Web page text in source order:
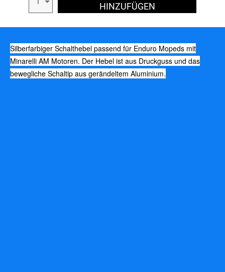
HINZUFÜGEN
Silberfarbiger Schalthebel passend für Enduro Mopeds mit
Minarelli AM Motoren. Der Hebel ist aus Druckguss und das
bewegliche Schaltip aus gerändeltem Aluminium.